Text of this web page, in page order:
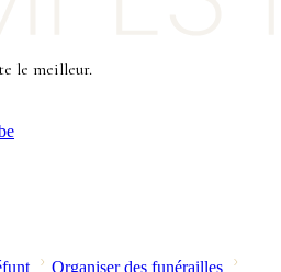
le meilleur.
Organiser des funérailles